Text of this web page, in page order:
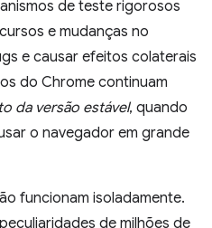
de teste rigorosos
e mudanças no
e causar efeitos colaterais
do Chrome continuam
da versão estável, quando
o navegador em grande
funcionam isoladamente.
de milhões de